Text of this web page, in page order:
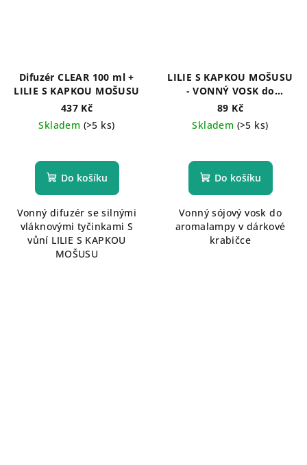
Difuzér CLEAR 100 ml +
LILIE S KAPKOU MOŠUSU
437 Kč
Skladem (>5 ks)
hodnocení
produktu
z
5
hvězdiček.
Do košíku
Vonný difuzér se silnými
vláknovými tyčinkami S
vůní LILIE S KAPKOU
MOŠUSU
LILIE S KAPKOU MOŠUSU
- VONNÝ VOSK do
aromalampy, 30 g
89 Kč
Skladem (>5 ks)
Do košíku
Vonný sójový vosk do
aromalampy v dárkové
krabičce